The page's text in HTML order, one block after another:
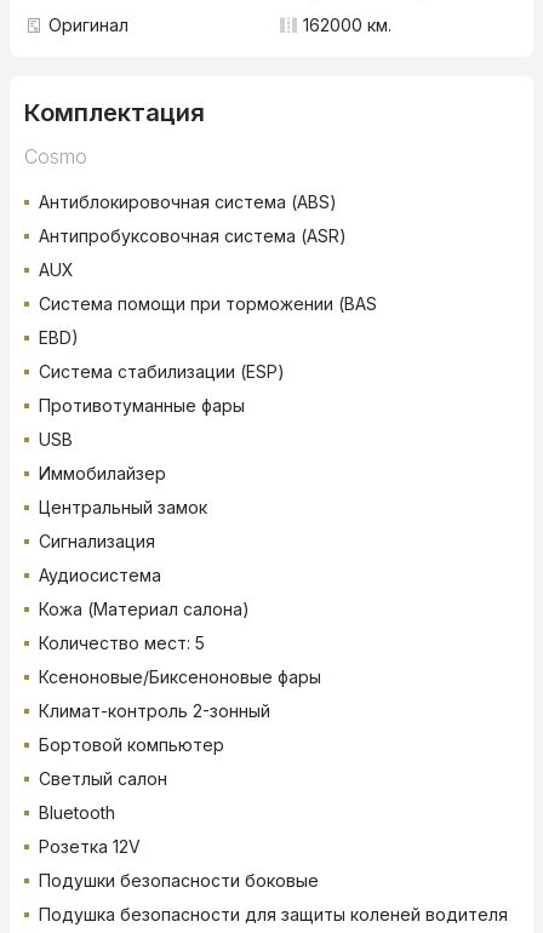
Оригинал
162000 км.
Комплектация
Cosmo
Антиблокировочная система (ABS)
Антипробуксовочная система (ASR)
AUX
Система помощи при торможении (BAS
EBD)
Система стабилизации (ESP)
Противотуманные фары
USB
Иммобилайзер
Центральный замок
Сигнализация
Аудиосистема
Кожа (Материал салона)
Количество мест: 5
Ксеноновые/Биксеноновые фары
Климат-контроль 2-зонный
Бортовой компьютер
Светлый салон
Bluetooth
Розетка 12V
Подушки безопасности боковые
Подушка безопасности для защиты коленей водителя